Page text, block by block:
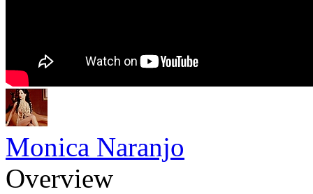
Monica Naranjo
Overview